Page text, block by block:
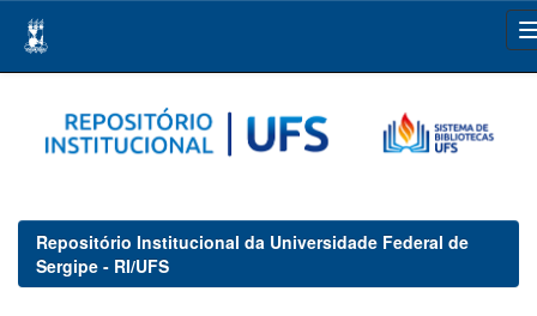
navigation
Repositório Institucional da Universidade Federal de
Sergipe - RI/UFS